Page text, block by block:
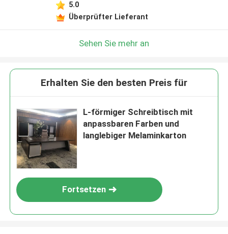
5.0
Überprüfter Lieferant
Sehen Sie mehr an
Erhalten Sie den besten Preis für
L-förmiger Schreibtisch mit
anpassbaren Farben und
langlebiger Melaminkarton
Fortsetzen